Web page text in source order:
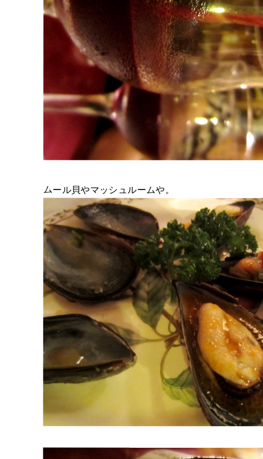
ムール貝やマッシュルームや。